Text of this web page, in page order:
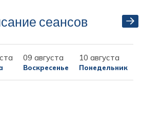
сеансов
09 августа
Воскресенье
10 августа
Понедельник